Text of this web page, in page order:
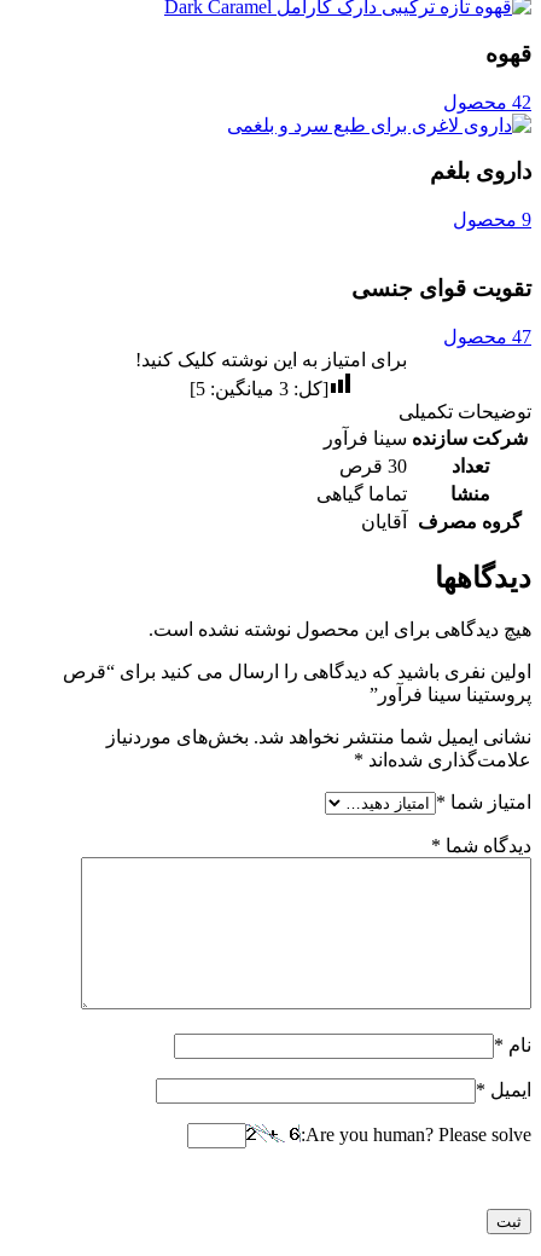
قهوه
42 محصول
داروی بلغم
9 محصول
تقویت قوای جنسی
47 محصول
برای امتیاز به این نوشته کلیک کنید!
[کل:3 میانگین:5
]
توضیحات تکمیلی
شرکت سازنده سینا فرآور
تعداد
30 قرص
منشا
تماما گیاهی
گروه مصرف
آقایان
دیدگاهها
هیچ دیدگاهی برای این محصول نوشته نشده است.
اولین نفری باشید که دیدگاهی را ارسال می کنید برای “قرص
پروستینا سینا فرآور”
نشانی ایمیل شما منتشر نخواهد شد. بخش‌های موردنیاز
علامت‌گذاری شده‌اند *
امتیاز شما *
دیدگاه شما *
نام *
ایمیل *
Are you human? Please solve: